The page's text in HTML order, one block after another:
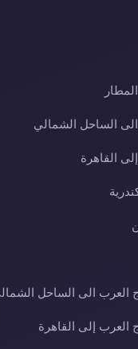
الساحل الشمالي
القاهرة
الى الساحل الشمالي
إلى القاهرة